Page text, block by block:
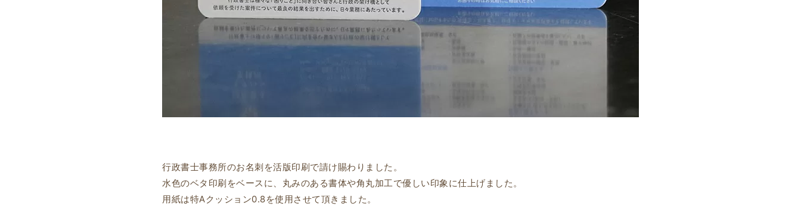
行政書士事務所のお名刺を活版印刷で請け賜わりました。
水色のベタ印刷をベースに、丸みのある書体や角丸加工で優しい印象に仕上げました。
用紙は特Aクッション0.8を使用させて頂きました。